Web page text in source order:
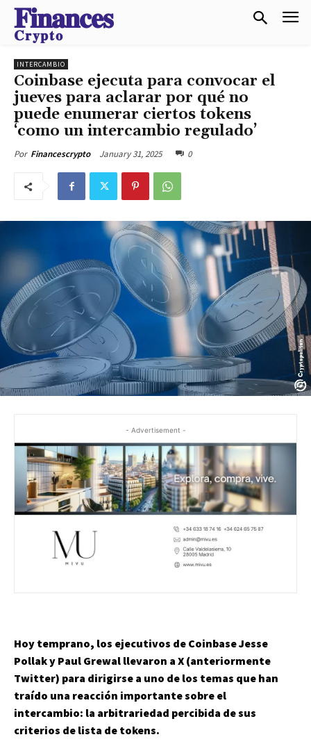
𝐅𝐢𝐧𝐚𝐧𝐜𝐞𝐬
𝐂𝐫𝐲𝐩𝐭𝐨
INTERCAMBIO
Coinbase ejecuta para convocar el
jueves para aclarar por qué no
puede enumerar ciertos tokens
‘como un intercambio regulado’
Por Financescrypto January 31, 2025 0
- Advertisement -
Hoy temprano, los ejecutivos de Coinbase Jesse
Pollak y Paul Grewal llevaron a X (anteriormente
Twitter) para dirigirse a uno de los temas que han
traído una reacción importante sobre el
intercambio: la arbitrariedad percibida de sus
criterios de lista de tokens.